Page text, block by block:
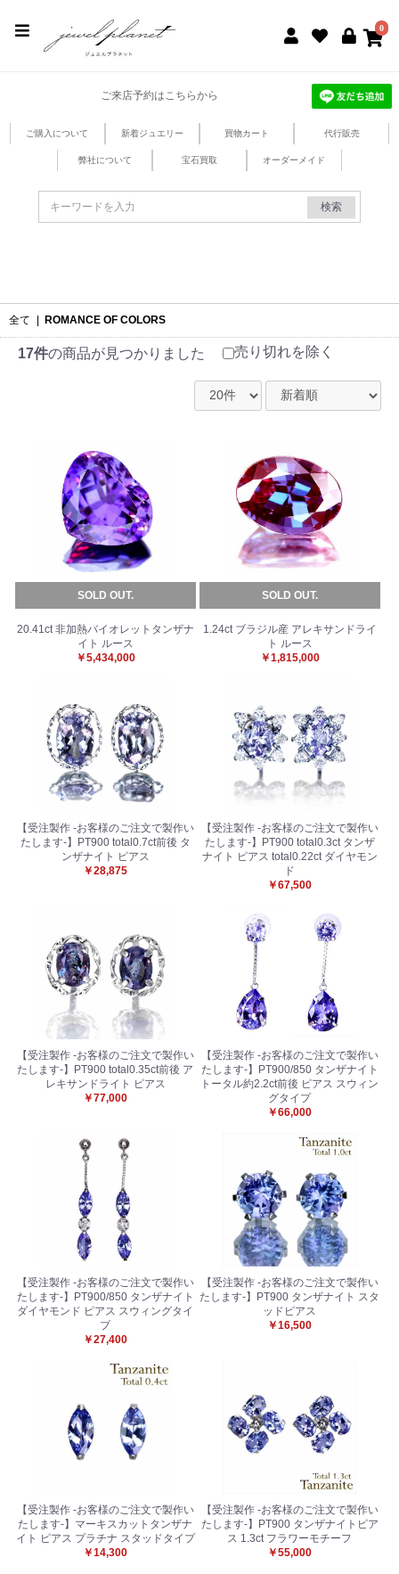
0
ご来店予約はこちらから
ご購入について 新着ジュエリー 買物カート 代行販売
弊社について 宝石買取 オーダーメイド
検索
全て ROMANCE OF COLORS
17件の商品が見つかりました 売り切れを除く
SOLD OUT.
20.41ct 非加熱バイオレットタンザナ
イト ルース
￥5,434,000
SOLD OUT.
1.24ct ブラジル産 アレキサンドライ
ト ルース
￥1,815,000
【受注製作 -お客様のご注文で製作い
たします-】PT900 total0.7ct前後 タ
ンザナイト ピアス
￥28,875
【受注製作 -お客様のご注文で製作い
たします-】PT900 total0.3ct タンザ
ナイト ピアス total0.22ct ダイヤモン
ド
￥67,500
【受注製作 -お客様のご注文で製作い
たします-】PT900 total0.35ct前後 ア
レキサンドライト ピアス
￥77,000
【受注製作 -お客様のご注文で製作い
たします-】PT900/850 タンザナイト
トータル約2.2ct前後 ピアス スウィン
グタイプ
￥66,000
【受注製作 -お客様のご注文で製作い
たします-】PT900/850 タンザナイト
ダイヤモンド ピアス スウィングタイ
プ
￥27,400
【受注製作 -お客様のご注文で製作い
たします-】PT900 タンザナイト スタ
ッドピアス
￥16,500
【受注製作 -お客様のご注文で製作い
たします-】マーキスカットタンザナ
イト ピアス プラチナ スタッドタイプ
￥14,300
【受注製作 -お客様のご注文で製作い
たします-】PT900 タンザナイトピア
ス 1.3ct フラワーモチーフ
￥55,000